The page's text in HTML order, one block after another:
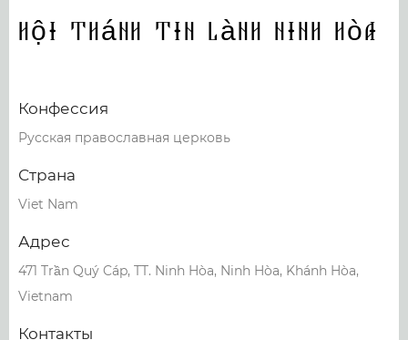
Hội Thánh Tin Lành Ninh Hòa
Конфессия
Русская православная церковь
Страна
Viet Nam
Адрес
471 Trần Quý Cáp, TT. Ninh Hòa, Ninh Hòa, Khánh Hòa,
Vietnam
Контакты